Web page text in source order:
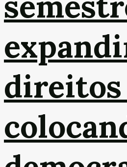
direitos